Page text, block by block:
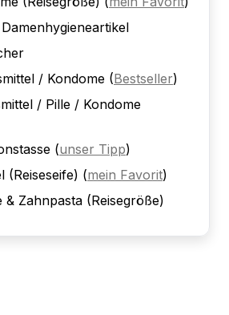
/ Kondome (Bestseller)
/ Pille / Kondome
(unser Tipp)
(Reiseseife) (mein Favorit)
& Zahnpasta (Reisegröße)